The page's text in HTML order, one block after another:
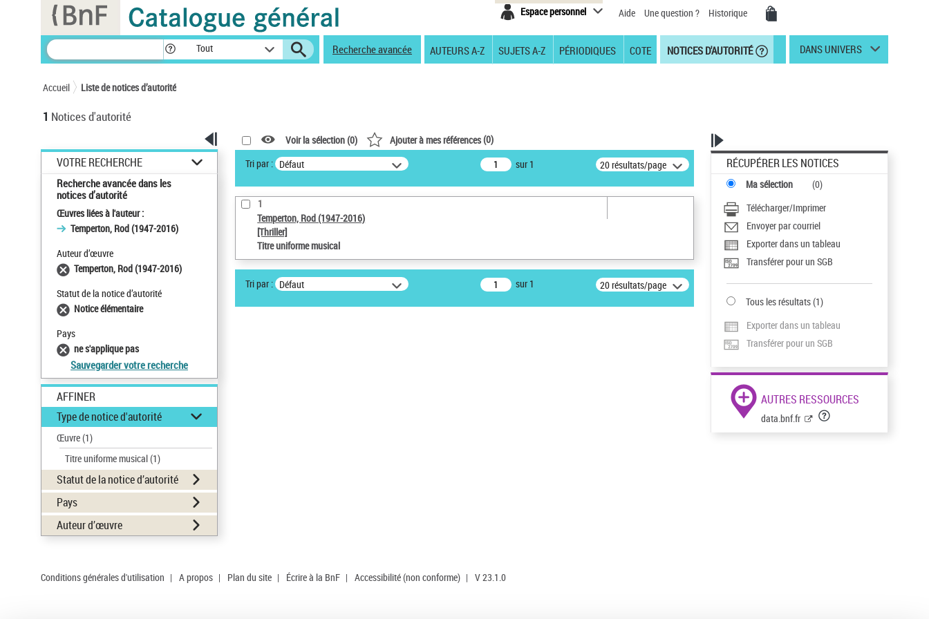
Espace personnel Aide Une question ? Historique
Tout Recherche avancée AUTEURS A-Z SUJETS A-Z PÉRIODIQUES COTE NOTICES D'AUTORITÉ DANS UNIVERS
Accueil Liste de notices d’autorité
1 Notices d'autorité
VOTRE RECHERCHE
Recherche avancée dans les
notices d’autorité
Œuvres liées à l'auteur :
Temperton, Rod (1947-2016)
Auteur d’œuvre
Temperton, Rod (1947-2016)
Statut de la notice d’autorité
Notice élémentaire
Pays
ne s'applique pas
Sauvegarder votre recherche
AFFINER
Type de notice d'autorité
Œuvre(1)
Titre uniforme musical(1)
Statut de la notice d’autorité
Pays
Auteur d’œuvre
Voir la sélection (0) Ajouter à mes références(0)
Tri par : Défaut sur 1 20 résultats/page
1
Temperton, Rod (1947-2016)
[Thriller]
Titre uniforme musical
Tri par : Défaut sur 1 20 résultats/page
RÉCUPÉRER LES NOTICES
Ma sélection (0)
Télécharger/Imprimer
Envoyer par courriel
Exporter dans un tableau
Transférer pour un SGB
Tous les résultats(1)
Exporter dans un tableau
Transférer pour un SGB
AUTRES RESSOURCES
data.bnf.fr
Conditions générales d'utilisation | A propos | Plan du site | Écrire à la BnF | Accessibilité (non conforme) | V 23.1.0
Panneau de gestion des cookies